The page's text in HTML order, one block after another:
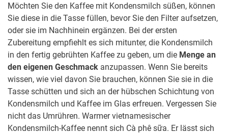
Möchten Sie den Kaffee mit Kondensmilch süßen, können
Sie diese in die Tasse füllen, bevor Sie den Filter aufsetzen,
oder sie im Nachhinein ergänzen. Bei der ersten
Zubereitung empfiehlt es sich mitunter, die Kondensmilch
in den fertig gebrühten Kaffee zu geben, um die Menge an
den eigenen Geschmack anzupassen. Wenn Sie bereits
wissen, wie viel davon Sie brauchen, können Sie sie in die
Tasse schütten und sich an der hübschen Schichtung von
Kondensmilch und Kaffee im Glas erfreuen. Vergessen Sie
nicht das Umrühren. Warmer vietnamesischer
Kondensmilch-Kaffee nennt sich Cà phê sữa. Er lässt sich